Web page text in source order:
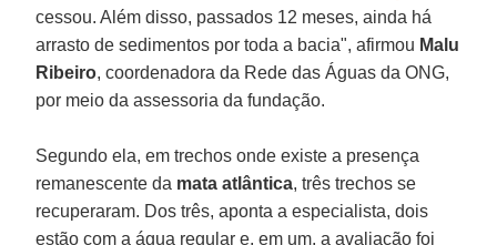
cessou. Além disso, passados 12 meses, ainda há
arrasto de sedimentos por toda a bacia", afirmou Malu
Ribeiro, coordenadora da Rede das Águas da ONG,
por meio da assessoria da fundação.
Segundo ela, em trechos onde existe a presença
remanescente da mata atlântica, três trechos se
recuperaram. Dos três, aponta a especialista, dois
estão com a água regular e, em um, a avaliação foi